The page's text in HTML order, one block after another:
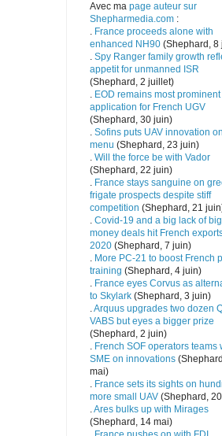
Avec ma page auteur sur
Shepharmedia.com :
. France proceeds alone with
enhanced NH90 (Shephard, 8
. Spy Ranger family growth
appetit for unmanned ISR
(Shephard, 2 juillet)
. EOD remains most prominent
application for French UGV
(Shephard, 30 juin)
. Sofins puts UAV innovation
menu (Shephard, 23 juin)
. Will the force be with Vador
(Shephard, 22 juin)
. France stays sanguine on
frigate prospects despite stiff
competition (Shephard, 21
. Covid-19 and a big lack of
money deals hit French
2020 (Shephard, 7 juin)
. More PC-21 to boost French
training (Shephard, 4 juin)
. France eyes Corvus as
to Skylark (Shephard, 3 juin)
.Arquus upgrades two dozen
VABS but eyes a bigger prize
(Shephard, 2 juin)
. French SOF operators teams
SME on innovations
mai)
. France sets its sights on
more small UAV (Shephard,
.Ares bulks up with Mirages
(Shephard, 14 mai)